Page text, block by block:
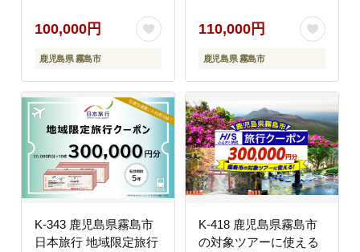
100,000円
鹿児島県 霧島市
ーポン
110,000円
鹿児島県 霧島市
K-343 鹿児島県霧島市
日本旅行 地域限定旅行
K-418 鹿児島県霧島市
の対象ツアーに使える